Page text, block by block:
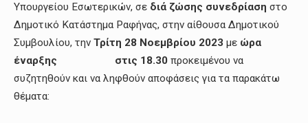
Υπουργείου Εσωτερικών, σε διά ζώσης συνεδρίαση στο
Δημοτικό Κατάστημα Ραφήνας, στην αίθουσα Δημοτικού
Συμβουλίου, την Τρίτη 28 Νοεμβρίου 2023 με ώρα
έναρξης στις 18.30 προκειμένου να
συζητηθούν και να ληφθούν αποφάσεις για τα παρακάτω
θέματα: